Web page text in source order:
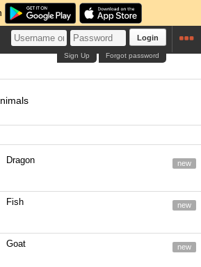
Login
Forgot password
Sign Up
Dragon new
Fish new
Goat new